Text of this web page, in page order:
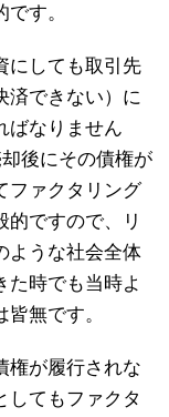
す。
にしても取引先
済できない）に
ばなりません
後にその債権が
ファクタリング
的ですので、リ
ような社会全体
た時でも当時よ
無です。
権が履行されな
してもファクタ